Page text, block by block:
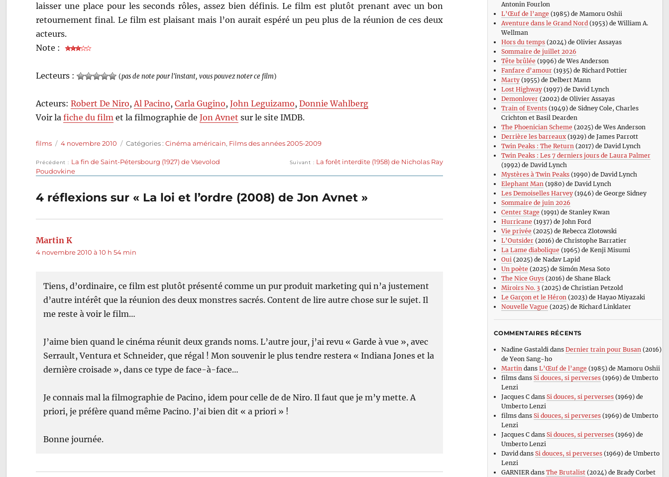
laisser une place pour les seconds rôles, assez bien définis. Le film est plutôt prenant avec un bon
retournement final. Le film est plaisant mais l’on aurait espéré un peu plus de la réunion de ces deux
acteurs.
Note :
Lecteurs : (pas de note pour l'instant, vous pouvez noter ce film)
Acteurs:Robert De Niro, Al Pacino,Carla Gugino,John Leguizamo,Donnie Wahlberg
Voir lafiche du film et la filmographie deJon Avnet sur le site IMDB.
Auteur
films
Publié
4 novembre 2010 Catégories
Catégories :Cinéma américain, Films des années 2005-2009
Navigation
Précédent
Publication
précédente :
La fin de Saint-Pétersbourg (1927) de Vsevolod
Poudovkine
Suivant
Publication
La forêt interdite (1958) de Nicholas Ray
4 réflexions sur « La loi et l’ordre (2008) de Jon Avnet »
Martin K
4 novembre 2010 à 10 h 54 min
Tiens, d’ordinaire, ce film est plutôt présenté comme un pur produit marketing qui n’a justement
d’autre intérêt que la réunion des deux monstres sacrés. Content de lire autre chose sur le sujet. Il
me reste à voir le film…
J’aime bien quand le cinéma réunit deux grands noms. L’autre jour, j’ai revu « Garde à vue », avec
Serrault, Ventura et Schneider, que régal ! Mon souvenir le plus tendre restera « Indiana Jones et la
dernière croisade », dans ce type de face-à-face…
Je connais mal la filmographie de Pacino, idem pour celle de de Niro. Il faut que je m’y mette. A
priori, je préfère quand même Pacino. J’ai bien dit « a priori » !
Bonne journée.
Antonin Fourlon
L’Œuf de l’ange (1985) de Mamoru Oshii
Aventure dans le Grand Nord(1953) de William A.
Wellman
Hors du temps(2024) de Olivier Assayas
Sommaire de juillet 2026
Tête brûlée (1996) de Wes Anderson
Fanfare d’amour(1935) de Richard Pottier
Marty(1955) de Delbert Mann
Lost Highway(1997) de David Lynch
Demonlover(2002) de Olivier Assayas
Train of Events(1949) de Sidney Cole, Charles
Crichton et Basil Dearden
The Phoenician Scheme (2025) de Wes Anderson
Derrière les barreaux(1929) de James Parrott
Twin Peaks : The Return(2017) de David Lynch
Twin Peaks : Les 7 derniers jours de Laura Palmer
(1992) de David Lynch
Mystères à Twin Peaks(1990) de David Lynch
Elephant Man(1980) de David Lynch
Les Demoiselles Harvey(1946) de George Sidney
Sommaire de juin 2026
Center Stage (1991) de Stanley Kwan
Hurricane (1937) de John Ford
Vie privée (2025) de Rebecca Zlotowski
L’Outsider(2016) de Christophe Barratier
La Lame diabolique (1965) de Kenji Misumi
Oui(2025) de Nadav Lapid
Un poète (2025) de Simón Mesa Soto
The Nice Guys(2016) de Shane Black
Miroirs No. 3 (2025) de Christian Petzold
Le Garçon et le Héron(2023) de Hayao Miyazaki
Nouvelle Vague (2025) de Richard Linklater
COMMENTAIRES RÉCENTS
Nadine Gastaldi dans Dernier train pour Busan (2016)
de Yeon Sang-ho
Martin dans L’Œuf de l’ange (1985) de Mamoru Oshii
filmsdans Si douces, si perverses(1969) de Umberto
Lenzi
Jacques Cdans Si douces, si perverses(1969) de
Umberto Lenzi
filmsdans Si douces, si perverses(1969) de Umberto
Lenzi
Jacques Cdans Si douces, si perverses(1969) de
Umberto Lenzi
David dans Si douces, si perverses(1969) de Umberto
Lenzi
GARNIERdans The Brutalist(2024) de Brady Corbet